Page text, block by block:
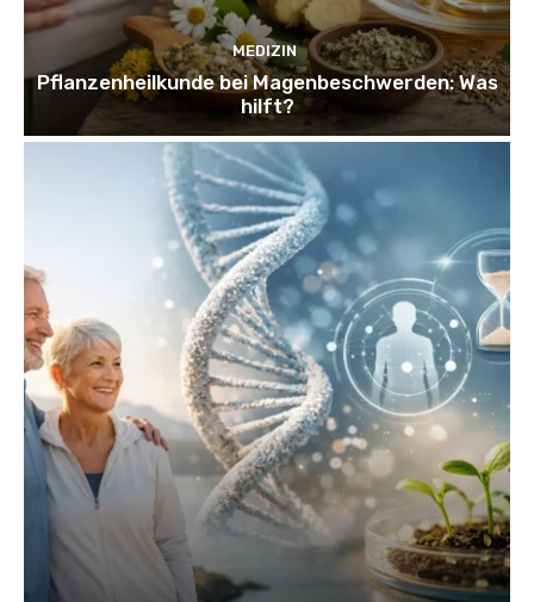
MEDIZIN
Pflanzenheilkunde bei Magenbeschwerden: Was
hilft?